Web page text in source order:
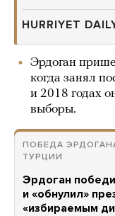
HURRIYET
Эрдоган
когда занял
и 2018 годах
выборы.
ПОБЕДА
ТУРЦИИ
Эрдоган
и «обнулил»
«избираемым